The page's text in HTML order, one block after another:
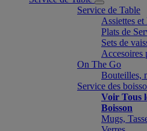
Service de Table
Assiettes
Plats de
Sets de
Accesoires
On The Go
Bouteilles,
Service des
Voir Tous
Boisson
Mugs,